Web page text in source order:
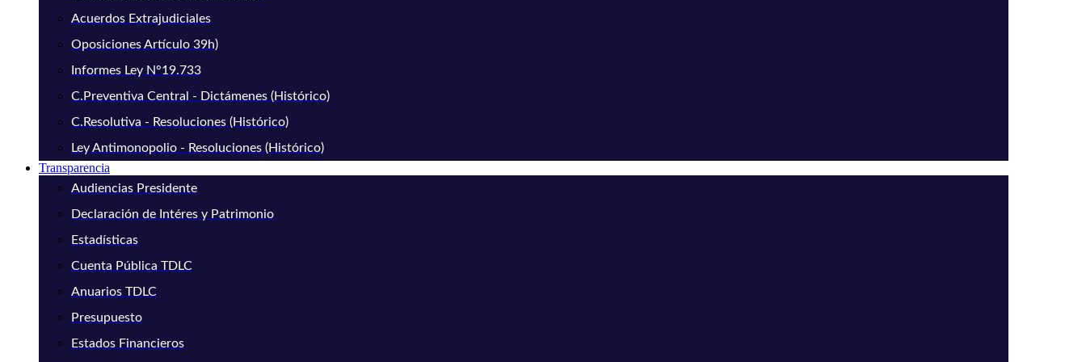
Acuerdos Extrajudiciales
Oposiciones Artículo 39h)
Informes Ley N°19.733
C.Preventiva Central - Dictámenes (Histórico)
C.Resolutiva - Resoluciones (Histórico)
Ley Antimonopolio - Resoluciones (Histórico)
Transparencia
Audiencias Presidente
Declaración de Intéres y Patrimonio
Estadísticas
Cuenta Pública TDLC
Anuarios TDLC
Presupuesto
Estados Financieros